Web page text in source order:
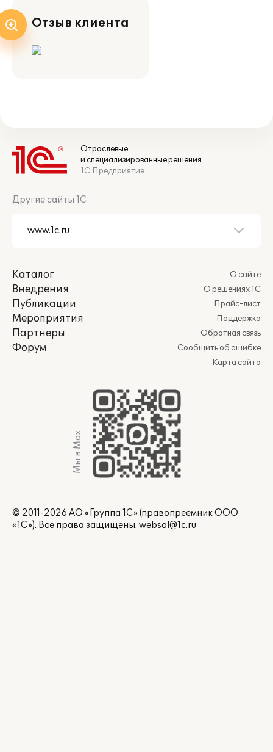
Отзыв клиента
Отраслевые
и специализированные решения
1С:Предприятие
Другие сайты 1С
Каталог
Внедрения
Публикации
Мероприятия
Партнеры
Форум
О сайте
О решениях 1С
Прайс-лист
Поддержка
Обратная связь
Сообщить об ошибке
Карта сайта
Мы в Max
© 2011-2026 АО «Группа 1С» (правопреемник ООО
«1С»). Все права защищены. websol@1c.ru